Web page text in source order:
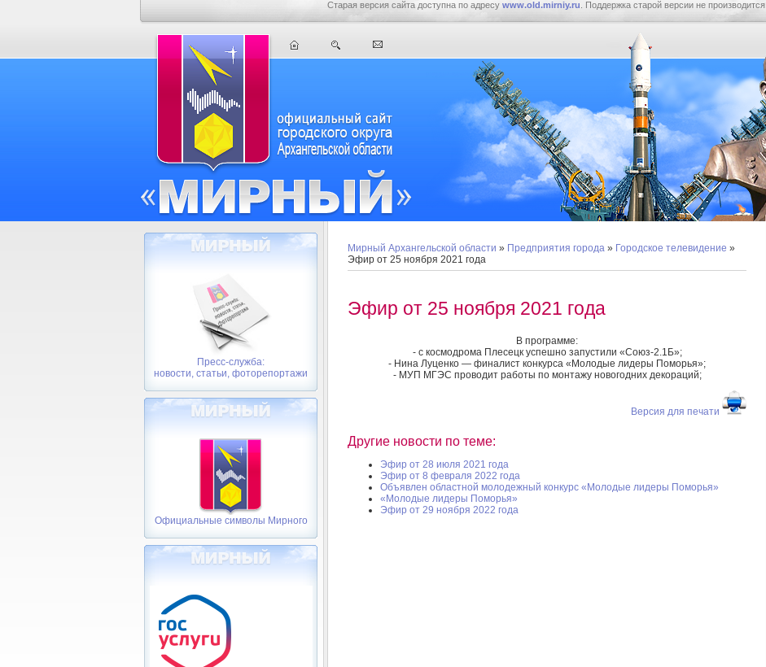
Старая версия сайта доступна по адресу www.old.mirniy.ru . Поддержка старой версии не производится.
Пресс-служба:
новости, статьи, фоторепортажи
Официальные символы Мирного
Мирный Архангельской области » Предприятия города » Городское телевидение »
Эфир от 25 ноября 2021 года
Эфир от 25 ноября 2021 года
В программе:
- с космодрома Плесецк успешно запустили «Союз-2.1Б»;
- Нина Луценко — финалист конкурса «Молодые лидеры Поморья»;
- МУП МГЭС проводит работы по монтажу новогодних декораций;
Версия для печати
Другие новости по теме:
Эфир от 28 июля 2021 года
Эфир от 8 февраля 2022 года
Объявлен областной молодежный конкурс «Молодые лидеры Поморья»
«Молодые лидеры Поморья»
Эфир от 29 ноября 2022 года